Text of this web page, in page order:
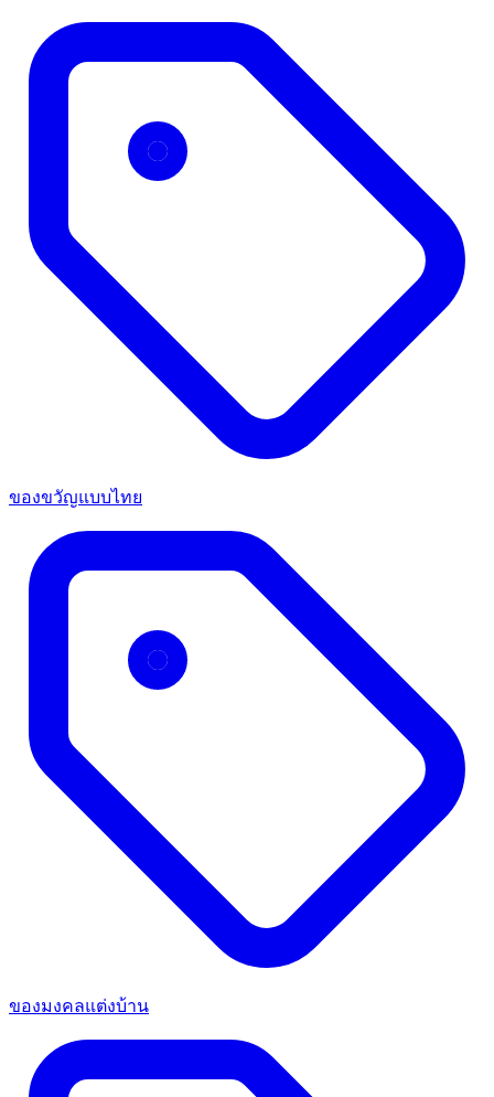
ของขวัญแบบไทย
ของมงคลแต่งบ้าน